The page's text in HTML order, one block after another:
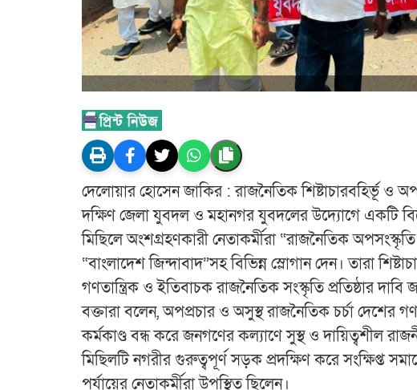
দেলোয়ার হোসেন জাকির : রাজনৈতিক শিষ্টাচারবহির্ভূ ও
দক্ষিণ জেলা যুবদল ও মহানগর যুবদলের উদ্যোগে একটি
মিছিলে অংশগ্রহণকারী নেতাকর্মীরা “রাজনৈতিক
“বাংলাদেশ জিন্দাবাদ”সহ বিভিন্ন স্লোগান দেন। তারা
গণতান্ত্রিক ও ইতিবাচক রাজনৈতিক সংস্কৃতি প্রতিষ্ঠার দাবি
বক্তারা বলেন, অপপ্রচার ও অসুস্থ রাজনৈতিক চর্চা দেশের
কর্মকাণ্ড বন্ধ করে জনগণের কল্যাণে সুস্থ ও দায়িত্বশীল
মিছিলটি নগরীর গুরুত্বপূর্ণ সড়ক প্রদক্ষিণ করে সংক্ষিপ্ত
পর্যায়ের নেতাকর্মীরা উপস্থিত ছিলেন।